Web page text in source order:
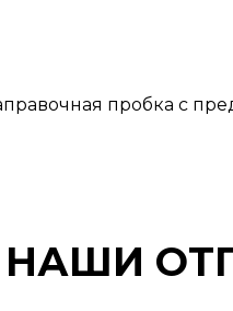
пробка с
НАШИ